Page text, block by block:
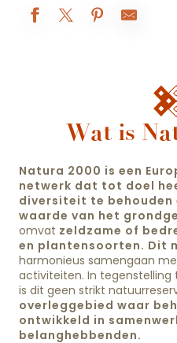
Wat is
Natura 2000 is een
netwerk dat tot doel
diversiteit te
waarde van het
omvat zeldzame of
en plantensoorten. Dit
harmonieus samengaan
activiteiten. In
is dit geen strikt
overleggebied waar
ontwikkeld in
belanghebbenden.